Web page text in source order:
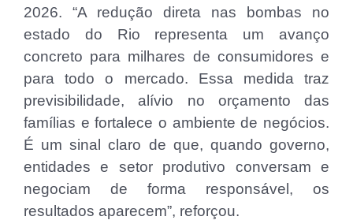
2026. “A redução direta nas bombas no
estado do Rio representa um avanço
concreto para milhares de consumidores e
para todo o mercado. Essa medida traz
previsibilidade, alívio no orçamento das
famílias e fortalece o ambiente de negócios.
É um sinal claro de que, quando governo,
entidades e setor produtivo conversam e
negociam de forma responsável, os
resultados aparecem”, reforçou.